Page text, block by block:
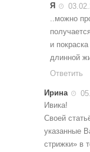
Я
..можно
и
длинной
Ответить
Ирина
Ивика!
Своей
указанные
стрижки» в